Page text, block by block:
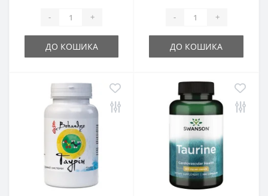
- +
ДО КОШИКА
- +
ДО КОШИКА